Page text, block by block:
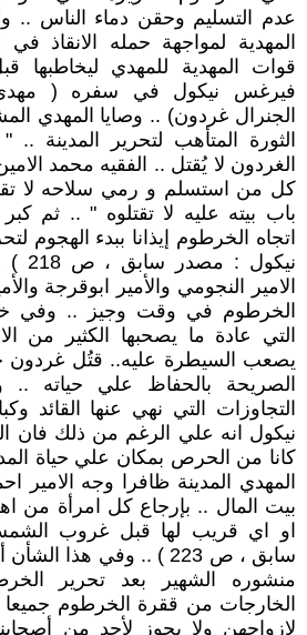
عدم التسليم وحقن دماء الناس ..
المهدية لمواجهة حمله الانقاذ
قوات المهدية للمهدي ليخاطبها
فيرغس نيكول في سفره (
الجنرال غردون) .. وصايا المهدي
الثورة المتأهب لتحرير المدينة
الغردون لا يُقتل .. الفقيه محمد
كل من استسلم و رمي سلاحه لا
باب بيته عليه لا تقتلوه " .. ثم
اتجاه الخرطوم إيذانا ببدء الهجوم
الامير النجومي والأمير ابوقرجة
الخرطوم في وقت وجيز .. وفي
التي عادة ما يصحبها الكثير من
يصعب السيطرة عليه.. قتُل غردون
الصريحة بالحفاظ علي حياته ..
التجاوزات التي نهي عنها القائد
نيكول انه علي الرغم من ذلك فان
كانا من الحرص بمكان علي حياة
المهدي المدينة ظافرا وجه الامير
بيت المال .. بإرجاع كل امرأة من
او اي قريب لها قبل غروب
سابق ، ص 223 ) .. وفي هذا
منشوره الشهير بعد تحرير
الخارجات من ققرة الخرطوم جميعا
لازواجهن ولا يجوز لأحد من